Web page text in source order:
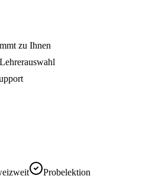
zu Ihnen
Probelektion